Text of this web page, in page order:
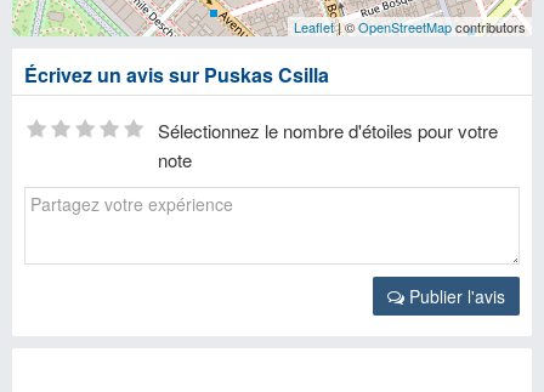
Leaflet| ©OpenStreetMapcontributors
Écrivez un avis sur Puskas Csilla
Sélectionnez le nombre d'étoiles pour votre
note
Publier l'avis